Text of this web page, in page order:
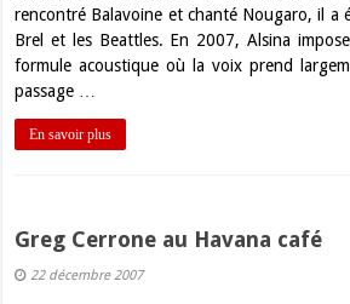
rencontré Balavoine et chanté Nougaro, il a
Brel et les Beattles. En 2007, Alsina
formule acoustique où la voix prend
passage …
En savoir plus
Greg Cerrone au Havana café
22 décembre 2007